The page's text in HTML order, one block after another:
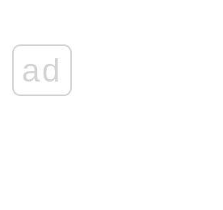
ad